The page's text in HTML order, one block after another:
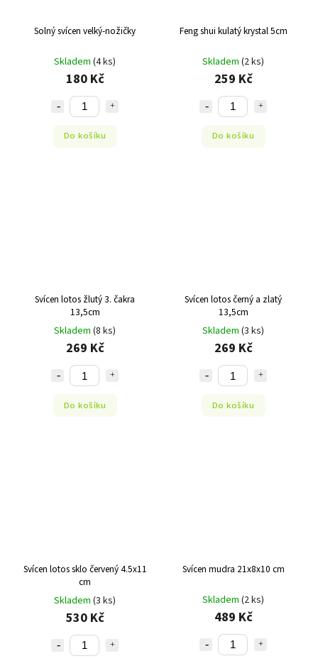
Solný svícen velký-nožičky
Skladem (4 ks)
180 Kč
Do košíku
Feng shui kulatý krystal 5cm
Skladem (2 ks)
259 Kč
Do košíku
Svícen lotos žlutý 3. čakra
13,5cm
Skladem (8 ks)
269 Kč
Do košíku
Svícen lotos černý a zlatý
13,5cm
Skladem (3 ks)
269 Kč
Do košíku
Svícen lotos sklo červený 4.5x11
cm
Skladem (3 ks)
530 Kč
Svícen mudra 21x8x10 cm
Skladem (2 ks)
489 Kč